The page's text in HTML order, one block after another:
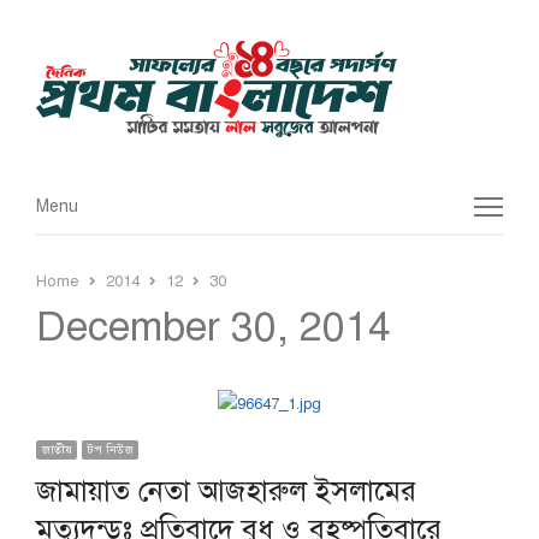
Menu
Menu
Home 2014 12 30
December 30, 2014
জাতীয় টপ নিউজ
জামায়াত নেতা আজহারুল ইসলামের
মৃত্যুদন্ডঃ প্রতিবাদে বুধ ও বৃহষ্পতিবারে